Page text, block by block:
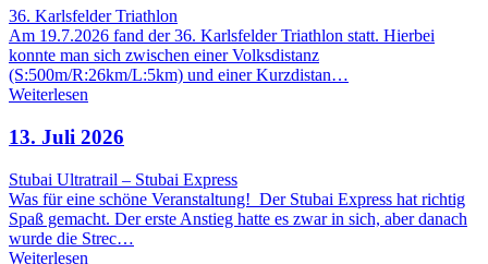
36. Karlsfelder Triathlon
Am 19.7.2026 fand der 36. Karlsfelder Triathlon statt. Hierbei
konnte man sich zwischen einer Volksdistanz
(S:500m/R:26km/L:5km) und einer Kurzdistan…
Weiterlesen
13. Juli 2026
Stubai Ultratrail – Stubai Express
Was für eine schöne Veranstaltung! Der Stubai Express hat richtig
Spaß gemacht. Der erste Anstieg hatte es zwar in sich, aber danach
wurde die Strec…
Weiterlesen